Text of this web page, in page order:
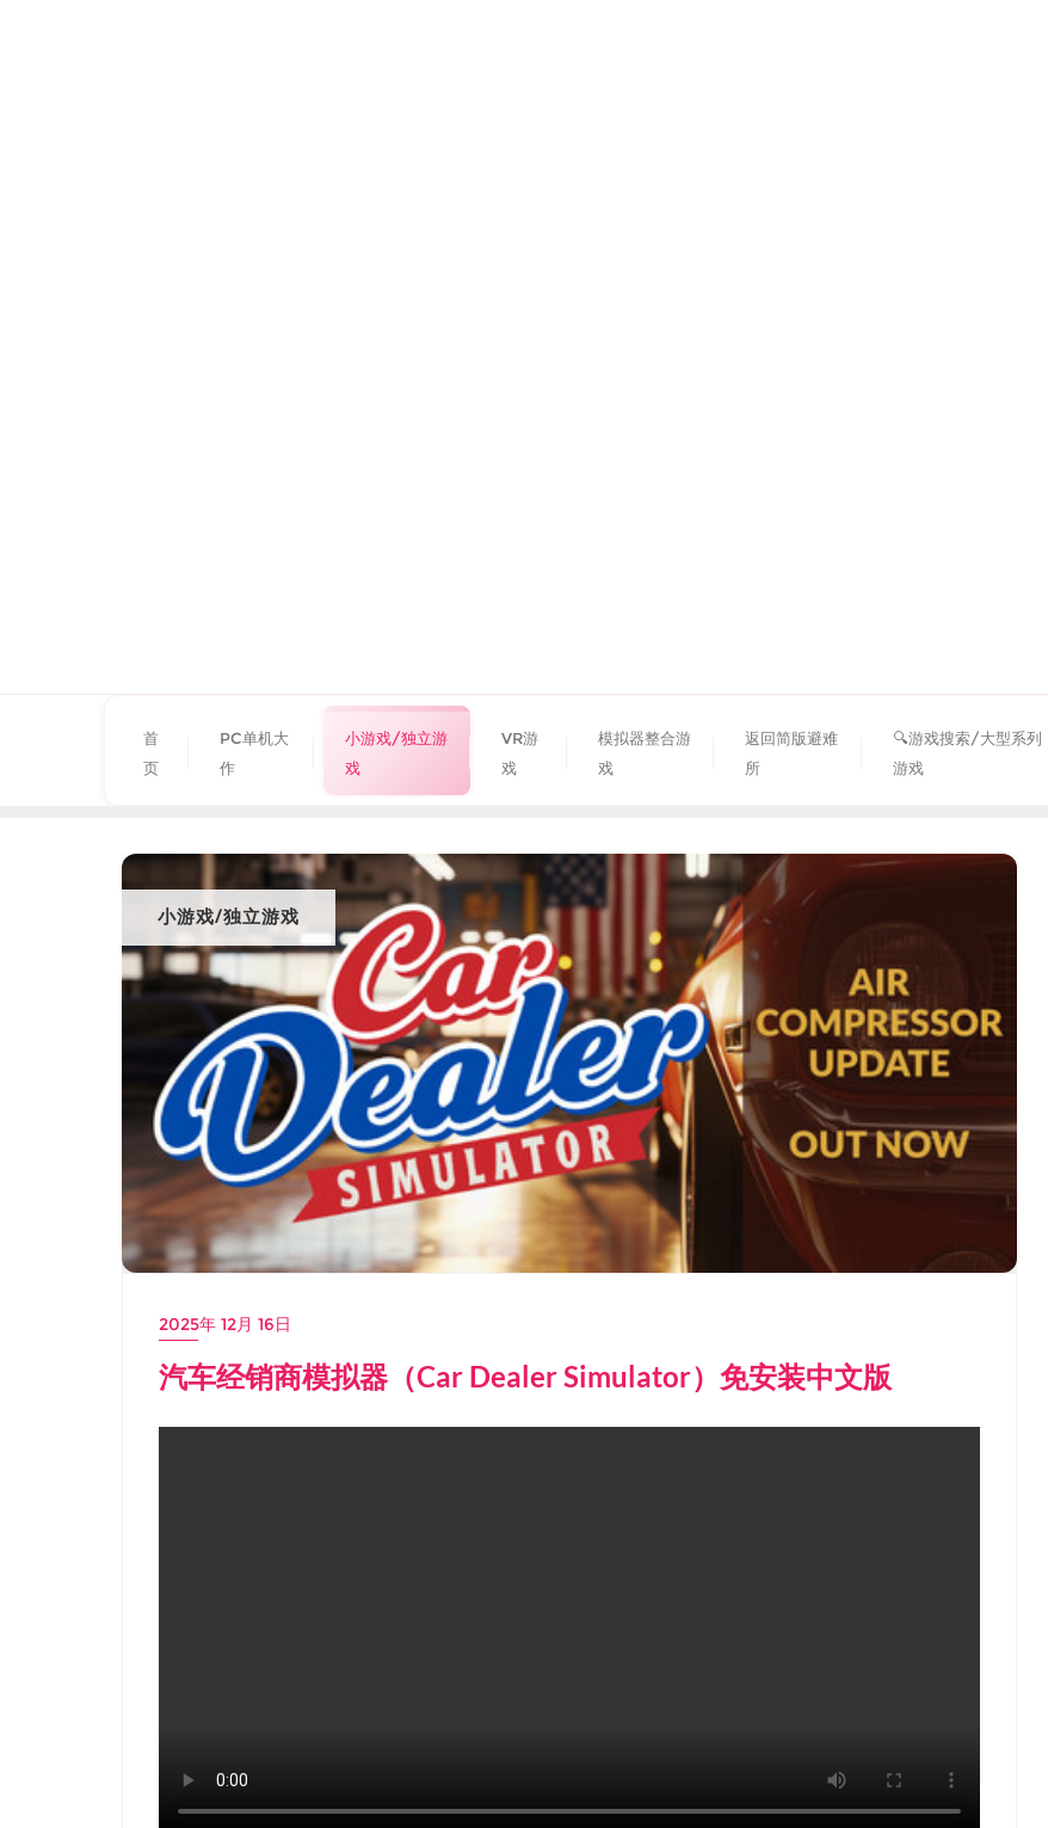
首
页
PC单机大
作
小游戏/独立游
戏
VR游
戏
模拟器整合游
戏
返回简版避难
所
🔍游戏搜索/大型系列
游戏
小游戏/独立游戏
2025年 12月 16日
汽车经销商模拟器（Car Dealer Simulator）免安装中文版